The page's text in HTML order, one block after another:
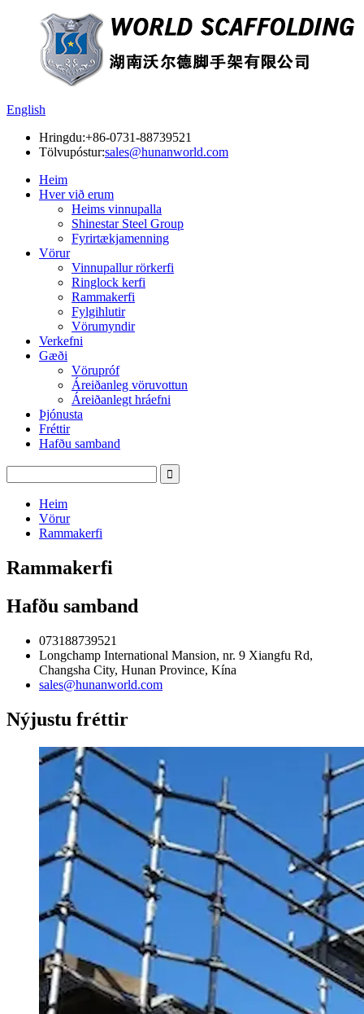
English
Hringdu:+86-0731-88739521
Tölvupóstur:sales@hunanworld.com
Heim
Hver við erum
Heims vinnupalla
Shinestar Steel Group
Fyrirtækjamenning
Vörur
Vinnupallur rörkerfi
Ringlock kerfi
Rammakerfi
Fylgihlutir
Vörumyndir
Verkefni
Gæði
Vörupróf
Áreiðanleg vöruvottun
Áreiðanlegt hráefni
Þjónusta
Fréttir
Hafðu samband
Heim
Vörur
Rammakerfi
Rammakerfi
Hafðu samband
073188739521
Longchamp International Mansion, nr. 9 Xiangfu Rd,
Changsha City, Hunan Province, Kína
sales@hunanworld.com
Nýjustu fréttir